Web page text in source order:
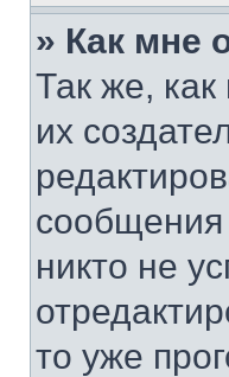
» Как мне
Так же,
их
сообщения
никто не
то уже